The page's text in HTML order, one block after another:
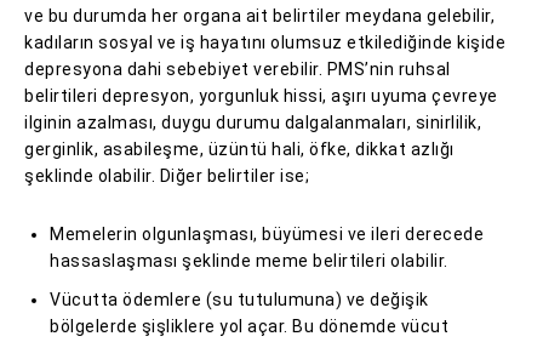
ve bu durumda her organa ait belirtiler meydana gelebilir,
kadıların sosyal ve iş hayatını olumsuz etkilediğinde kişide
depresyona dahi sebebiyet verebilir. PMS’nin ruhsal
belirtileri depresyon, yorgunluk hissi, aşırı uyuma çevreye
ilginin azalması, duygu durumu dalgalanmaları, sinirlilik,
gerginlik, asabileşme, üzüntü hali, öfke, dikkat azlığı
şeklinde olabilir. Diğer belirtiler ise;
Memelerin olgunlaşması, büyümesi ve ileri derecede
hassaslaşması şeklinde meme belirtileri olabilir.
Vücutta ödemlere (su tutulumuna) ve değişik
bölgelerde şişliklere yol açar. Bu dönemde vücut